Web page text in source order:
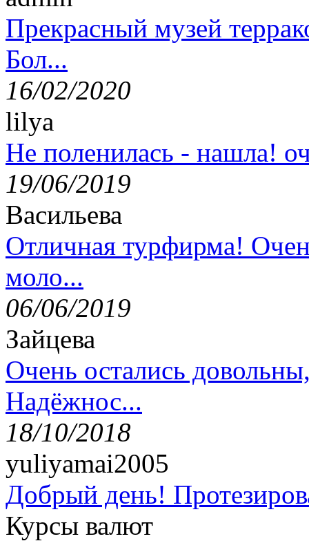
Прекрасный музей
Бол...
16/02/2020
lilya
Не поленилась - нашла!
19/06/2019
Васильева
Отличная турфирма!
моло...
06/06/2019
Зайцева
Очень остались
Надёжнос...
18/10/2018
yuliyamai2005
Добрый день!
Курсы валют